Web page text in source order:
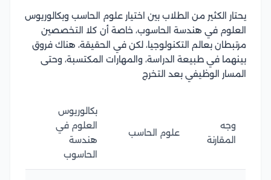
يحتار الكثير من الطلاب بين اختيار علوم الحاسب وبكالوريوس
العلوم في هندسة الحاسوب، خاصة أن كلا التخصصين
مرتبطان بعالم التكنولوجيا، لكن في الحقيقة، هناك فروق
بينهما في طبيعة الدراسة، والمهارات المكتسبة، وحتى
المسار الوظيفي بعد التخرج
وجه
المقارنة
علوم الحاسب
بكالوريوس
العلوم في
هندسة
الحاسوب